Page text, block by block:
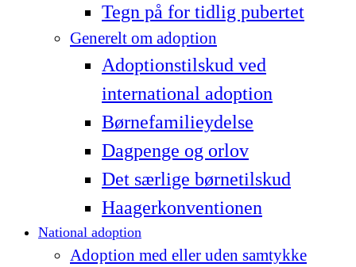
Tegn på for tidlig pubertet
Generelt om adoption
Adoptionstilskud ved
international adoption
Børnefamilieydelse
Dagpenge og orlov
Det særlige børnetilskud
Haagerkonventionen
National adoption
Adoption med eller uden samtykke